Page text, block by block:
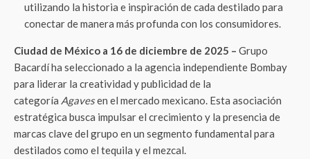
utilizando la historia e inspiración de cada destilado para
conectar de manera más profunda con los consumidores.
Ciudad de México a 16 de diciembre de 2025 – Grupo
Bacardí ha seleccionado a la agencia independiente Bombay
para liderar la creatividad y publicidad de la
categoría Agavesen el mercado mexicano. Esta asociación
estratégica busca impulsar el crecimiento y la presencia de
marcas clave del grupo en un segmento fundamental para
destilados como el tequila y el mezcal.